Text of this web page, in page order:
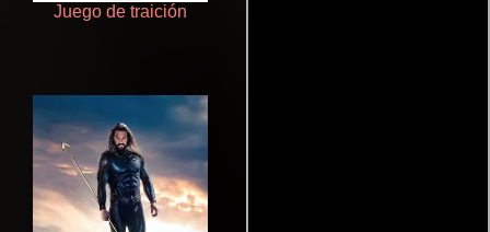
Juego de traición